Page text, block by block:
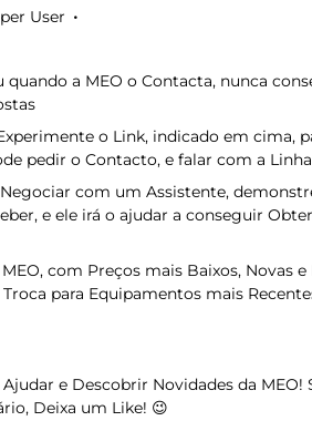
User
quando a MEO o Contacta, nunca
o Link, indicado em cima,
pedir o Contacto, e falar com a
com um Assistente,
e ele irá o ajudar a conseguir
com Preços mais Baixos, Novas
para Equipamentos mais
e Descobrir Novidades da MEO!
Deixa um Like! 😉